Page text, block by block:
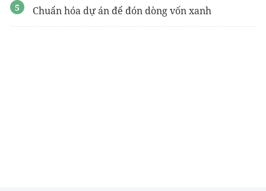
Chuẩn hóa dự án để đón dòng vốn xanh